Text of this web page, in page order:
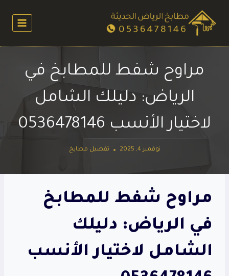
المحتوى
مراوح شفط للمطابخ في
الرياض: دليلك الشامل
لاختيار الأنسب 0536478146
نوفمبر 4, 2025 تفصيل مطابخ
مراوح شفط للمطابخ
في الرياض: دليلك
الشامل لاختيار الأنسب